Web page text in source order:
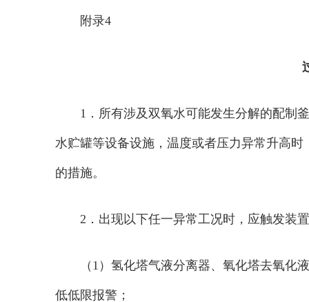
附录4
1．所有涉及双氧水可能发生分解的配制
水贮罐等设备设施，温度或者压力异常升高
的措施。
2．出现以下任一异常工况时，应触发装
（1）氢化塔气液分离器、氧化塔去氧
低低限报警；